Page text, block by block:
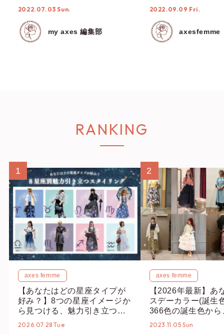
紹介♩
2022.07.03 Sun.
my axes 編集部
力を届けていきた
2022.09.09 Fri.
axesfemme
RANKING
1
axes femme
【あなたはどの星座タイプが
好み？】8つの星座イメージか
ら見つける、魅力引き立つス
タイリング♡
2026.07.28 Tue
2
axes femme
【2026年最新】あ
スデーカラー(誕生
366色の誕生色から
誕生色、バースデ
2023.11.05 Sun